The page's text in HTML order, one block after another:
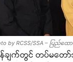
by RCSS/SSA – ပြည်
ျက်တွင် တပ်မတော်အ